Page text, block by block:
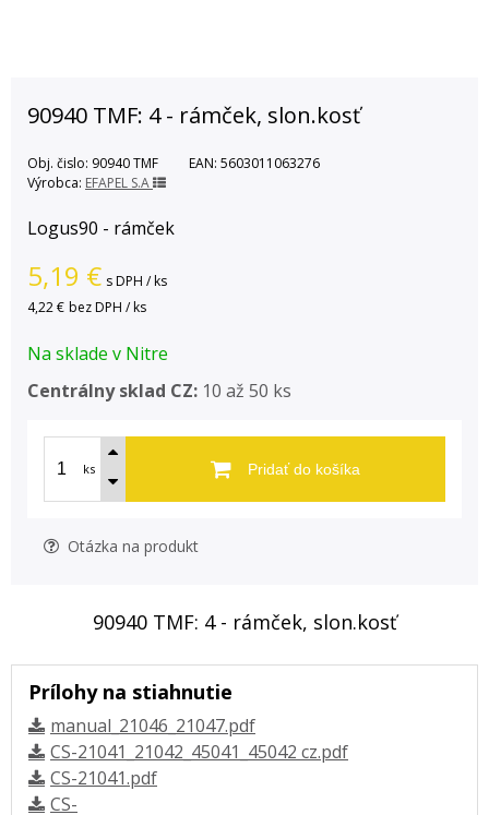
90940 TMF: 4 - rámček, slon.kosť
Obj. čislo: 90940 TMF EAN: 5603011063276
Výrobca: EFAPEL S.A
Logus90 - rámček
5,19 € s DPH / ks
4,22 € bez DPH / ks
Na sklade v Nitre
Centrálny sklad CZ: 10 až 50 ks
ks Pridať do košíka
Otázka na produkt
90940 TMF: 4 - rámček, slon.kosť
Prílohy na stiahnutie
manual_21046_21047.pdf
CS-21041_21042_45041_45042 cz.pdf
CS-21041.pdf
CS-